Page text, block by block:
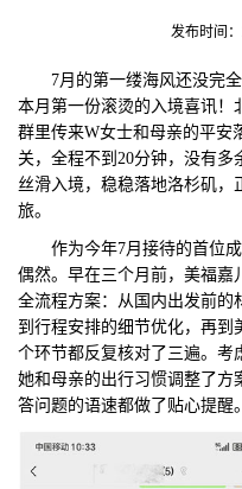
合
发布时间：
7月的第一缕海风还没完全
本月第一份滚烫的入境喜讯！
群里传来W女士和母亲的平安
关，全程不到20分钟，没有
丝滑入境，稳稳落地洛杉矶，
旅。
作为今年7月接待的首位成
偶然。早在三个月前，美福嘉
全流程方案：从国内出发前的
到行程安排的细节优化，再
个环节都反复核对了三遍。考
她和母亲的出行习惯调整了方
答问题的语速都做了贴心提醒。